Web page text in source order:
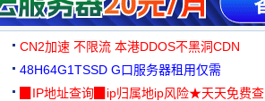
CN2加速 不限流 本港DDOS不黑洞CDN
48H64G1TSSD G口服务器租用仅需
3000+可免费测试
▉IP地址查询▉ip归属地ip风险★天天免费查